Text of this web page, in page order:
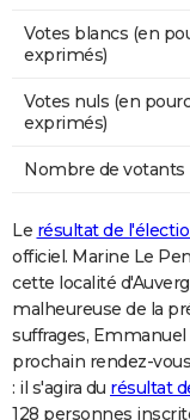
Votes blancs (en
exprimés)
Votes nuls (en
exprimés)
Nombre de votants
Le résultat de
officiel. Marine Le
cette localité
malheureuse de la
suffrages,
prochain rendez-
: il s'agira du résultat
128 personnes